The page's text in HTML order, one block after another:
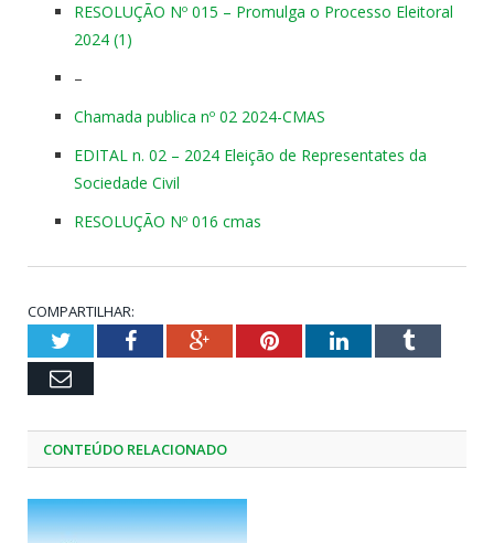
RESOLUÇÃO Nº 015 – Promulga o Processo Eleitoral
2024 (1)
–
Chamada publica nº 02 2024-CMAS
EDITAL n. 02 – 2024 Eleição de Representates da
Sociedade Civil
RESOLUÇÃO Nº 016 cmas
COMPARTILHAR:
TwitterFacebookGoogle+PinterestLinkedInTumblr
Email
CONTEÚDO RELACIONADO